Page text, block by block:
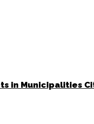
in Municipalities